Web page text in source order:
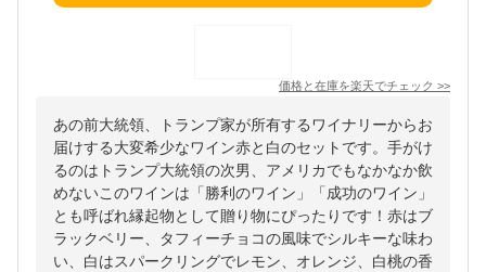
価格と在庫を楽天でチェック >>
あの前大統領、トランプ家が所有するワイナリーからお
届けする大変希少なワイン赤と白のセットです。手がけ
るのはトランプ大統領の次男、アメリカでもなかなか飲
めないこのワインは「勝利のワイン」「成功のワイン」
とも呼ばれ縁起物として贈り物にぴったりです！赤はブ
ラックベリー、タフィーチョコの風味でシルキーな味わ
い、白はスパークリングでレモン、オレンジ、白桃の香